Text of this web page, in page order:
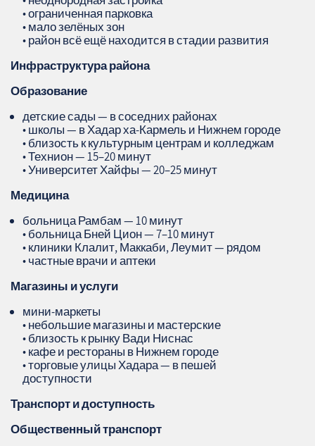
• ограниченная парковка
• мало зелёных зон
• район всё ещё находится в стадии развития
Инфраструктура района
Образование
детские сады — в соседних районах
• школы — в Хадар ха‑Кармель и Нижнем городе
• близость к культурным центрам и колледжам
• Технион — 15–20 минут
• Университет Хайфы — 20–25 минут
Медицина
больница Рамбам — 10 минут
• больница Бней Цион — 7–10 минут
• клиники Клалит, Маккаби, Леумит — рядом
• частные врачи и аптеки
Магазины и услуги
мини‑маркеты
• небольшие магазины и мастерские
• близость к рынку Вади Ниснас
• кафе и рестораны в Нижнем городе
• торговые улицы Хадара — в пешей
доступности
Транспорт и доступность
Общественный транспорт